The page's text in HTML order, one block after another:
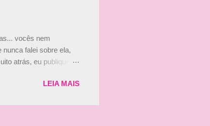
vocês nem
falei sobre ela,
atrás, eu publiquei
a Viviane Senna
a mocinha. Vick
LEIA MAIS